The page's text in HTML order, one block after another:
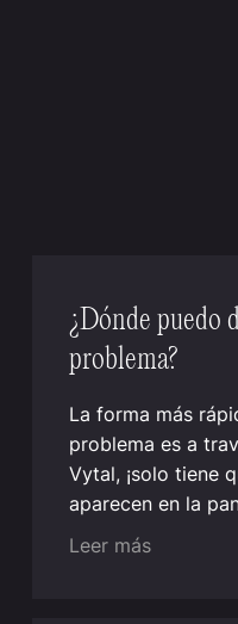
¿Dónde puedo
problema?
La forma más
problema es a
Vytal, ¡solo tiene
aparecen en la
Leer más